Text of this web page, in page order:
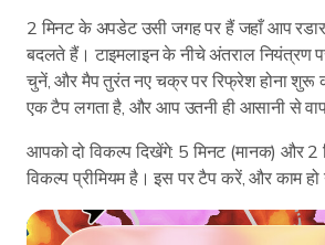
2 मिनट के अपडेट उसी जगह पर हैं जहाँ आप
बदलते हैं। टाइमलाइन के नीचे अंतराल नियंत्रण
चुनें, और मैप तुरंत नए चक्र पर रिफ्रेश होना शुरू
एक टैप लगता है, और आप उतनी ही आसानी से
आपको दो विकल्प दिखेंगे: 5 मिनट (मानक) और
विकल्प प्रीमियम है। इस पर टैप करें, और काम हो